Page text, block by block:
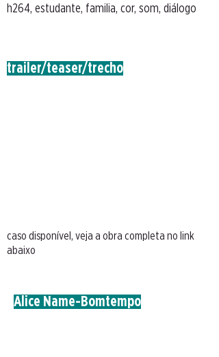
h264, estudante, familia, cor, som, diálogo
trailer/teaser/trecho
caso disponível, veja a obra completa no link
abaixo
Alice Name-Bomtempo